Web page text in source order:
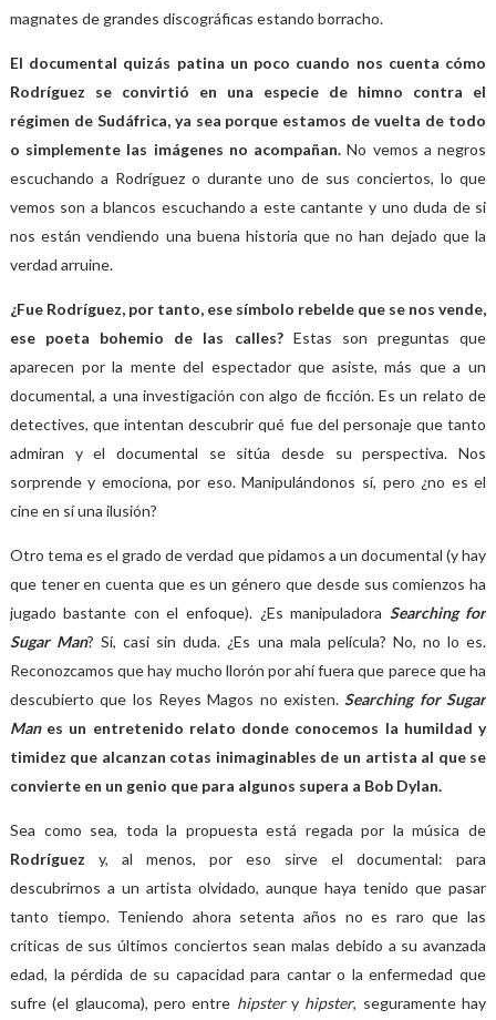
magnates de grandes discográficas estando borracho.
El documental quizás patina un poco cuando nos cuenta cómo
Rodríguez se convirtió en una especie de himno contra el
régimen de Sudáfrica, ya sea porque estamos de vuelta de todo
o simplemente las imágenes no acompañan.No vemos a negros
escuchando a Rodríguez o durante uno de sus conciertos, lo que
vemos son a blancos escuchando a este cantante y uno duda de si
nos están vendiendo una buena historia que no han dejado que la
verdad arruine.
¿Fue Rodríguez, por tanto, ese símbolo rebelde que se nos vende,
ese poeta bohemio de las calles? Estas son preguntas que
aparecen por la mente del espectador que asiste, más que a un
documental, a una investigación con algo de ficción. Es un relato de
detectives, que intentan descubrir qué fue del personaje que tanto
admiran y el documental se sitúa desde su perspectiva. Nos
sorprende y emociona, por eso. Manipulándonos sí, pero ¿no es el
cine en sí una ilusión?
Otro tema es el grado de verdad que pidamos a un documental (y hay
que tener en cuenta que es un género que desde sus comienzos ha
jugado bastante con el enfoque). ¿Es manipuladora Searching for
Sugar Man? Sí, casi sin duda. ¿Es una mala película? No, no lo es.
Reconozcamos que hay mucho llorón por ahí fuera que parece que ha
descubierto que los Reyes Magos no existen.Searching for Sugar
Manes un entretenido relato donde conocemos la humildad y
timidez que alcanzan cotas inimaginables de un artista al que se
convierte en un genio que para algunos supera a Bob Dylan.
Sea como sea, toda la propuesta está regada por la música de
Rodríguez y, al menos, por eso sirve el documental: para
descubrirnos a un artista olvidado, aunque haya tenido que pasar
tanto tiempo. Teniendo ahora setenta años no es raro que las
críticas de sus últimos conciertos sean malas debido a su avanzada
edad, la pérdida de su capacidad para cantar o la enfermedad que
sufre (el glaucoma), pero entre hipstery hipster, seguramente hay